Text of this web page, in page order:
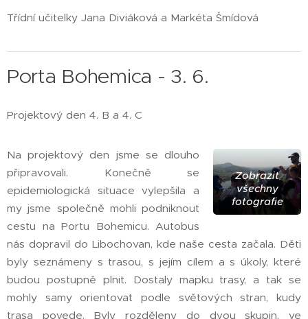
Třídní učitelky Jana Diviáková a Markéta Šmídová
Porta Bohemica - 3. 6.
Projektový den 4. B a 4. C
Zobrazit
všechny
fotografie
Na projektový den jsme se dlouho
připravovali. Konečně se
epidemiologická situace vylepšila a
my jsme společně mohli podniknout
cestu na Portu Bohemicu. Autobus
nás dopravil do Libochovan, kde naše cesta začala. Děti
byly seznámeny s trasou, s jejím cílem a s úkoly, které
budou postupně plnit. Dostaly mapku trasy, a tak se
mohly samy orientovat podle světových stran, kudy
trasa povede. Byly rozděleny do dvou skupin, ve